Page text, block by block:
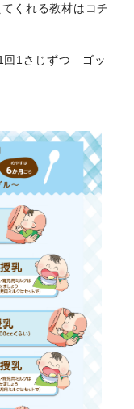
くれる教材はコチ
回1さじずつ ゴッ